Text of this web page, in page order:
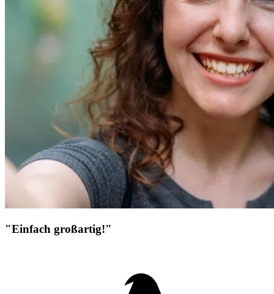
"Einfach großartig!"